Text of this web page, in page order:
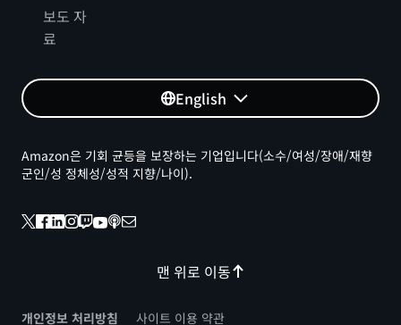
보도 자
료
English
맨 위로 이동
Amazon은 기회 균등을 보장하는 기업입니다(소수/여성/장애/재향
군인/성 정체성/성적 지향/나이).
개인정보 처리방침 사이트 이용 약관